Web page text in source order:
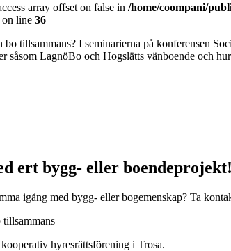
array offset on false in /home/coompani/
on line 36
tillsammans? I seminarierna på konferensen
såsom LagnöBo och Hogslätts vänboende och
ert bygg- eller boendeprojekt!
igång med bygg- eller bogemenskap? Ta
hyresrättsförening i Trosa.